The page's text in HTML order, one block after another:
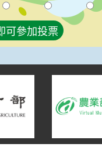
可參加投票